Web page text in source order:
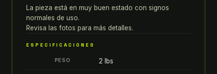
sts
ultra
130
ACOPLAMIENTO
La pieza está en muy buen estado con signos
normales de uso.
Revisa las fotos para más detalles.
ESPECIFICACIONES
PESO 2 lbs